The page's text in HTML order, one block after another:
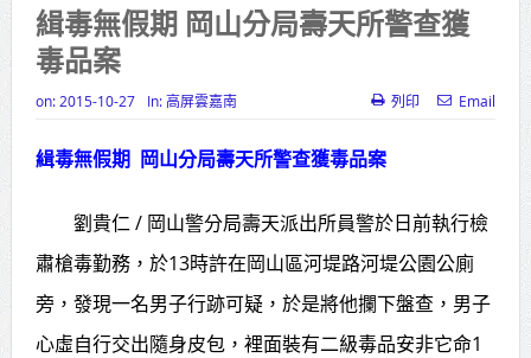
北市鮮奶週報再升級！8月31日補助
擴大至國中生
雙北合作里程碑！萬大線動態測試
侯友宜蔣萬安攜手視察
北形象館亮相
打鐵厝北側產業園區產業設施公共
動土創造千個就業機會
緝毒無假期 岡山分局壽天所警查獲
毒品案
on: 2015-10-27 In:高屏雲嘉南 列印 Email
緝毒無假期 岡山分局壽天所警查獲毒品案
劉貴仁 / 岡山警分局壽天派出所員警於日前執行檢
肅槍毒勤務，於13時許在岡山區河堤路河堤公園公廁
旁，發現一名男子行跡可疑，於是將他攔下盤查，男子
心虛自行交出隨身皮包，裡面裝有二級毒品安非它命1